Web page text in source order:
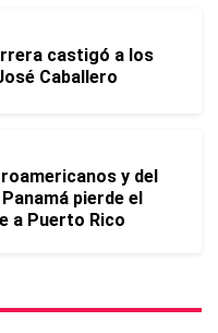
castigó a los
Caballero
y del
pierde el
a Puerto Rico